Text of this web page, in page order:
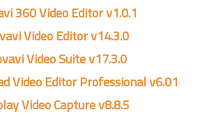
360 Video Editor v1.0.1
Video Editor v14.3.0
Video Suite v17.3.0
Video Editor Professional v6.01
Video Capture v8.8.5